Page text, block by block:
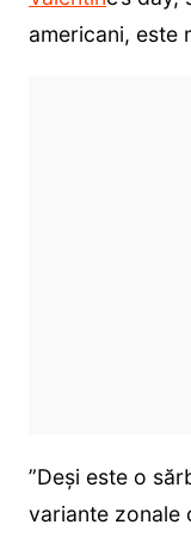
americani, este
”Deşi este o
variante zonale